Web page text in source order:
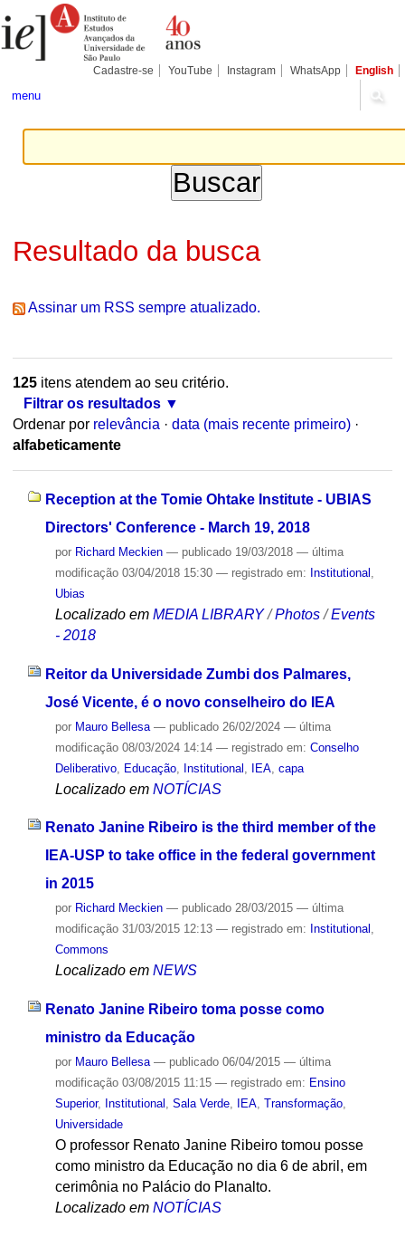
para
conteúdo.
Pessoais
Cadastre-se YouTube Instagram WhatsApp English
menu
Resultado da busca
Assinar um RSS sempre atualizado.
125itens atendem ao seu critério.
Filtrar os resultados
Ordenar por relevância · data (mais recente primeiro) ·
alfabeticamente
Reception at the Tomie Ohtake Institute - UBIAS
Directors' Conference - March 19, 2018
por Richard Meckien — publicado19/03/2018 — última
modificação03/04/2018 15:30 — registrado em: Institutional
Ubias
Localizado em MEDIA LIBRARY /Photos /Events
- 2018
Reitor da Universidade Zumbi dos Palmares,
José Vicente, é o novo conselheiro do IEA
por Mauro Bellesa — publicado26/02/2024 — última
modificação08/03/2024 14:14 — registrado em: Conselho
Deliberativo, Educação, Institutional IEA, capa
Localizado em NOTÍCIAS
Renato Janine Ribeiro is the third member of the
IEA-USP to take office in the federal government
in 2015
por Richard Meckien — publicado28/03/2015 — última
modificação31/03/2015 12:13 — registrado em: Institutional ,
Commons
Localizado em NEWS
Renato Janine Ribeiro toma posse como
ministro da Educação
por Mauro Bellesa — publicado06/04/2015 — última
modificação03/08/2015 11:15 — registrado em: Ensino
Superior, Institutional , Sala Verde, IEA, Transformação,
Universidade
O professor Renato Janine Ribeiro tomou posse
como ministro da Educação no dia 6 de abril, em
cerimônia no Palácio do Planalto.
Localizado em NOTÍCIAS